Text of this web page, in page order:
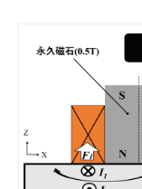
土木 廃
温暖化
分子生物学
生物物理学
生態学および環